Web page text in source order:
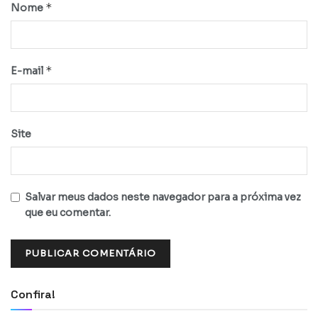
Nome *
E-mail *
Site
Salvar meus dados neste navegador para a próxima vez
que eu comentar.
Confira!